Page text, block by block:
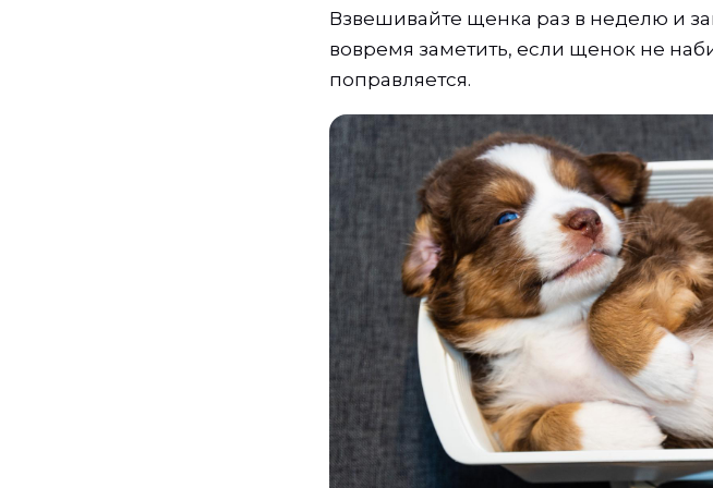
Взвешивайте щенка раз в неделю и
вовремя заметить, если щенок не
поправляется.